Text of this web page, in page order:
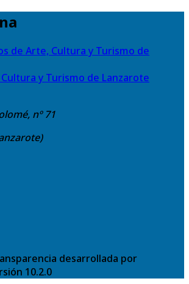
y Turismo de Lanzarote
nº 71
desarrollada por
10.2.0